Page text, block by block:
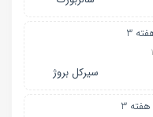
3
سیرکل بروژ
3